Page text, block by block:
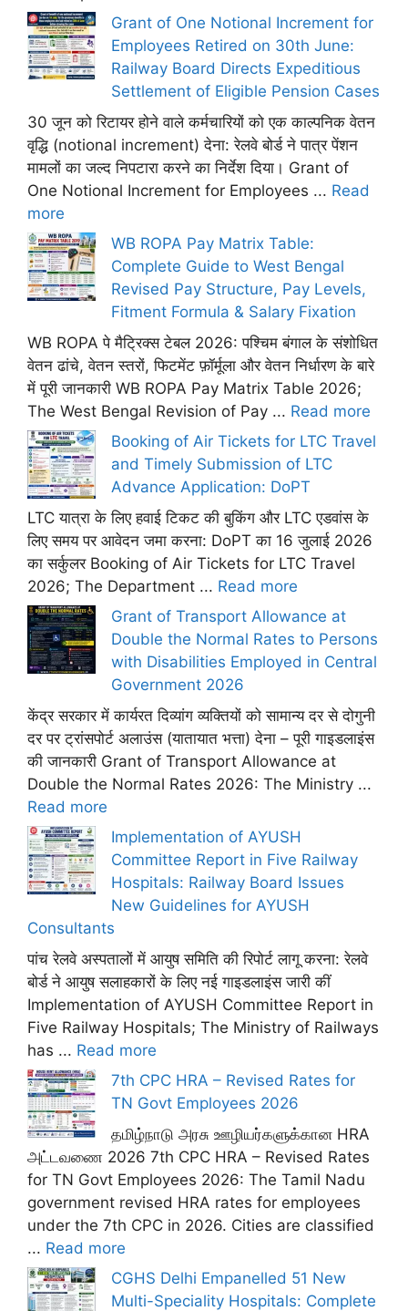
Grant of One Notional Increment for
Employees Retired on 30th June:
Railway Board Directs Expeditious
Settlement of Eligible Pension Cases
30 जून को रिटायर होने वाले कर्मचारियों को एक काल्पनिक वेतन
वृद्धि (notional increment) देना: रेलवे बोर्ड ने पात्र पेंशन
मामलों का जल्द निपटारा करने का निर्देश दिया। Grant of
One Notional Increment for Employees ... Read
more
WB ROPA Pay Matrix Table:
Complete Guide to West Bengal
Revised Pay Structure, Pay Levels,
Fitment Formula & Salary Fixation
WB ROPA पे मैट्रिक्स टेबल 2026: पश्चिम बंगाल के संशोधित
वेतन ढांचे, वेतन स्तरों, फिटमेंट फ़ॉर्मूला और वेतन निर्धारण के बारे
में पूरी जानकारी WB ROPA Pay Matrix Table 2026;
The West Bengal Revision of Pay ... Read more
Booking of Air Tickets for LTC Travel
and Timely Submission of LTC
Advance Application: DoPT
LTC यात्रा के लिए हवाई टिकट की बुकिंग और LTC एडवांस के
लिए समय पर आवेदन जमा करना: DoPT का 16 जुलाई 2026
का सर्कुलर Booking of Air Tickets for LTC Travel
2026; The Department ... Read more
Grant of Transport Allowance at
Double the Normal Rates to Persons
with Disabilities Employed in Central
Government 2026
केंद्र सरकार में कार्यरत दिव्यांग व्यक्तियों को सामान्य दर से दोगुनी
दर पर ट्रांसपोर्ट अलाउंस (यातायात भत्ता) देना – पूरी गाइडलाइंस
की जानकारी Grant of Transport Allowance at
Double the Normal Rates 2026: The Ministry ...
Read more
Implementation of AYUSH
Committee Report in Five Railway
Hospitals: Railway Board Issues
New Guidelines for AYUSH
Consultants
पांच रेलवे अस्पतालों में आयुष समिति की रिपोर्ट लागू करना: रेलवे
बोर्ड ने आयुष सलाहकारों के लिए नई गाइडलाइंस जारी कीं
Implementation of AYUSH Committee Report in
Five Railway Hospitals; The Ministry of Railways
has ... Read more
7th CPC HRA – Revised Rates for
TN Govt Employees 2026
தமிழ்நாடு அரசு ஊழியர்களுக்கான HRA
அட்டவணை 2026 7th CPC HRA – Revised Rates
for TN Govt Employees 2026: The Tamil Nadu
government revised HRA rates for employees
under the 7th CPC in 2026. Cities are classified
... Read more
CGHS Delhi Empanelled 51 New
Multi-Speciality Hospitals: Complete